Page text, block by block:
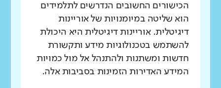
הכישורים החשובים הנדרשים לתלמידים
הוא שליטה במיומנויות של אוריינות
דיגיטלית. אוריינות דיגיטלית היא היכולת
להשתמש בטכנולוגיות מידע ותקשורת
חדשות ומשתנות ולהתנהל אל מול כמויות
המידע האדירות הזמינות בסביבות אלה.